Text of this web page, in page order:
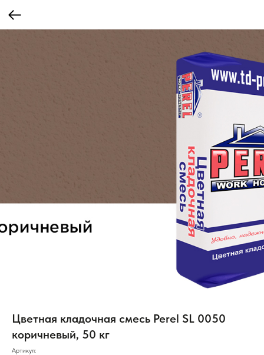
Цветная кладочная смесь Perel SL 0050
коричневый, 50 кг
Артикул: